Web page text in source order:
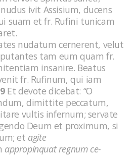
ivit Assisium, ducens
suam et fr. Rufini tunicam
nudatum cernerent, velut
tam eum quam fr.
insanire. Beatus
fr. Rufinum, qui iam
9Et devote dicebat: “O
dimittite peccatum,
vultis infernum; ser­vate
Deum et proximum, si
et agite
appropinquat regnum ce­